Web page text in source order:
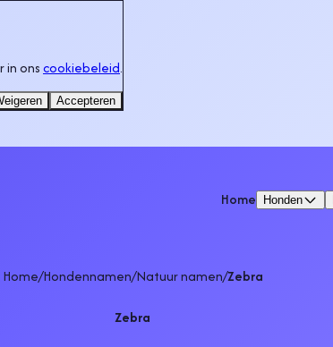
Home Honden
Home/Hondennamen/Natuur namen/Zebra
Zebra
in onscookiebeleid.
Accepteren